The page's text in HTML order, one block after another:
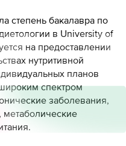
степень бакалавра по
в University of
на предоставлении
нутритивной
планов
спектром
заболевания,